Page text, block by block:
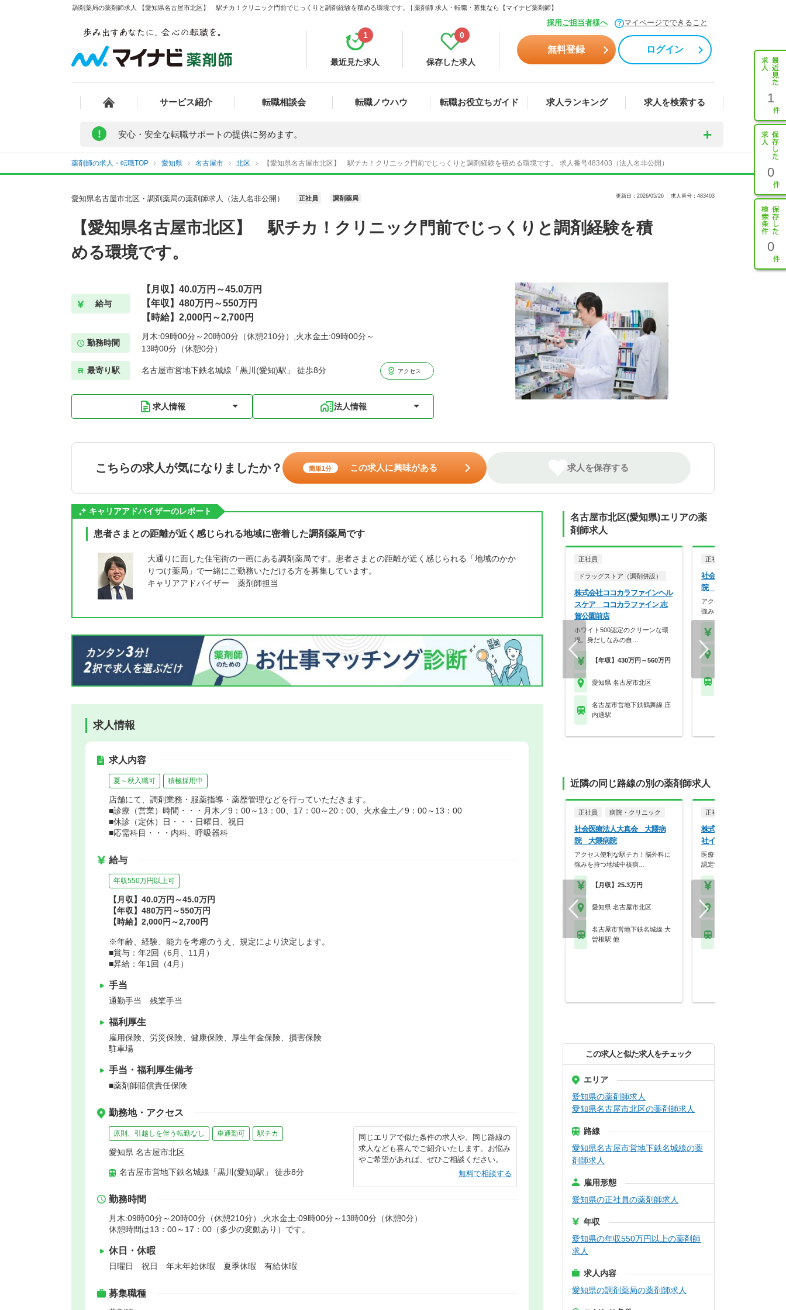
調剤薬局の薬剤師求人 【愛知県名古屋市北区】 駅チカ！クリニック門前でじっくりと調剤経験を積める環境です。 | 薬剤師 求人・転職・募集なら【マイナビ薬剤師】
採用ご担当者様へ マイページでできること
最近見た求人
1
保存した求人
0
無料登録 ログイン
サービス紹介 転職相談会 転職ノウハウ 転職お役立ちガイド 求人ランキング 求人を検索する 1
0
0
! 安心・安全な転職サポートの提供に努めます。
薬剤師の求人・転職TOP 愛知県 名古屋市 北区 【愛知県名古屋市北区】 駅チカ！クリニック門前でじっくりと調剤経験を積める環境です。 求人番号483403（法人名非公開）
愛知県名古屋市北区・調剤薬局の薬剤師求人（法人名非公開） 正社員 調剤薬局 更新日：2026/05/26 求人番号：483403
【愛知県名古屋市北区】 駅チカ！クリニック門前でじっくりと調剤経験を積
める環境です。
給与
【月収】40.0万円～45.0万円
【年収】480万円～550万円
【時給】2,000円～2,700円
勤務時間
月木:09時00分～20時00分（休憩210分）,火水金土:09時00分～
13時00分（休憩0分）
最寄り駅 名古屋市営地下鉄名城線「黒川(愛知)駅」 徒歩8分 アクセス
求人情報 法人情報
こちらの求人が気になりましたか？ 簡単1分 この求人に興味がある 求人を保存する
キャリアアドバイザーのレポート
患者さまとの距離が近く感じられる地域に密着した調剤薬局です
大通りに面した住宅街の一画にある調剤薬局です。患者さまとの距離が近く感じられる「地域のかか
りつけ薬局」で一緒にご勤務いただける方を募集しています。
キャリアアドバイザー 薬剤師担当
求人情報
求人内容
夏～秋入職可 積極採用中
店舗にて、調剤業務・服薬指導・薬歴管理などを行っていただきます。
■診療（営業）時間・・・月木／9：00～13：00、17：00～20：00、火水金土／9：00～13：00
■休診（定休）日・・・日曜日、祝日
■応需科目・・・内科、呼吸器科
給与
年収550万円以上可
【月収】40.0万円～45.0万円
【年収】480万円～550万円
【時給】2,000円～2,700円
※年齢、経験、能力を考慮のうえ、規定により決定します。
■賞与：年2回（6月、11月）
■昇給：年1回（4月）
手当
通勤手当 残業手当
福利厚生
雇用保険、労災保険、健康保険、厚生年金保険、損害保険
駐車場
手当・福利厚生備考
■薬剤師賠償責任保険
勤務地・アクセス
原則、引越しを伴う転勤なし 車通勤可 駅チカ
愛知県 名古屋市北区
名古屋市営地下鉄名城線「黒川(愛知)駅」 徒歩8分
同じエリアで似た条件の求人や、同じ路線の
求人なども喜んでご紹介いたします。お悩み
やご希望があれば、ぜひご相談ください。
無料で相談する
勤務時間
月木:09時00分～20時00分（休憩210分）,火水金土:09時00分～13時00分（休憩0分）
休憩時間は13：00～17：00（多少の変動あり）です。
休日・休暇
日曜日 祝日 年末年始休暇 夏季休暇 有給休暇
募集職種
名古屋市北区(愛知県)エリアの薬
剤師求人
正社員
ドラッグストア（調剤併設）
株式会社ココカラファインヘル
スケア ココカラファイン 志
賀公園前店
ホワイト500認定のクリーンな環
境。身だしなみの自…
【年収】430万円～560万円
愛知県 名古屋市北区
名古屋市営地下鉄鶴舞線 庄
内通駅
正社員
社会医療法人大真会 大
院 大隈病院
アクセス便利な駅チカ！脳
強みを持つ地域中核病…
近隣の同じ路線の別の薬剤師求人
正社員 病院・クリニック
社会医療法人大真会 大隈病
院 大隈病院
アクセス便利な駅チカ！脳外科に
強みを持つ地域中核病…
【月収】25.3万円
愛知県 名古屋市北区
名古屋市営地下鉄名城線 大
曽根駅 他
正社員
株式会社アイセイ薬局
社イズミ 平安薬局
医療モール型を全国展開！研
認定制度が整い、年間…
この求人と似た求人をチェック
エリア
愛知県の薬剤師求人
愛知県名古屋市北区の薬剤師求人
路線
愛知県名古屋市営地下鉄名城線の薬
剤師求人
雇用形態
愛知県の正社員の薬剤師求人
年収
愛知県の年収550万円以上の薬剤師
求人
求人内容
愛知県の調剤薬局の薬剤師求人